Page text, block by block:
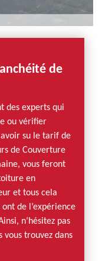
de
des experts qui
ou vérifier
su le tarif de
de Couverture
vous feront
en
et tous cela
de l’expérience
n’hésitez pas
vous trouvez dans